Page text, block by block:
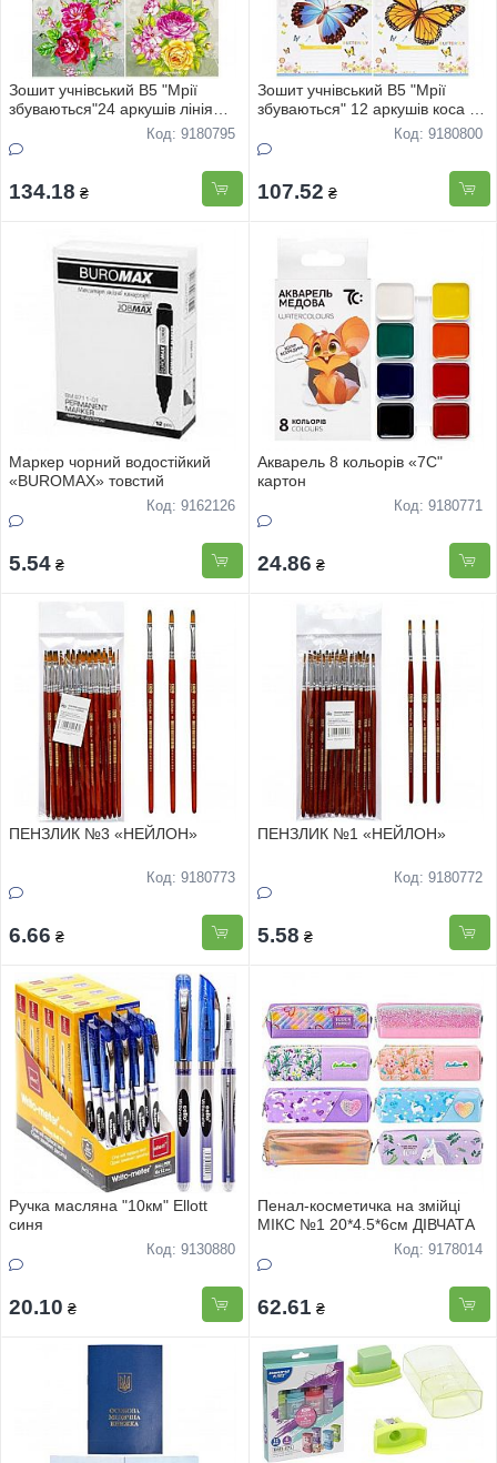
Зошит учнівський В5 "Мрії
збуваються"24 аркушів лінія
офс "Квiти" 3818 16штКод: 9180795
134.18 ₴
Зошит учнівський В5 "Мрії
збуваються" 12 аркушів коса с
додатк.лінією офс "Метелики""
3724 20шт
Код: 9180800
107.52 ₴
Маркер чорний водостійкий
«BUROMAX» товстий
Код: 9162126
5.54 ₴
Акварель 8 кольорів «7С"
картон
Код: 9180771
24.86 ₴
ПЕНЗЛИК №3 «НЕЙЛОН»
Код: 9180773
6.66 ₴
ПЕНЗЛИК №1 «НЕЙЛОН»
Код: 9180772
5.58 ₴
Ручка масляна "10км" Ellott
синя
Код: 9130880
20.10 ₴
Пенал-косметичка на змiйцi
МIКС №1 20*4.5*6см ДIВЧАТА
Код: 9178014
62.61 ₴